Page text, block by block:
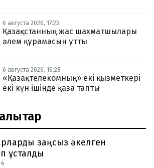
6 августа 2026, 17:23
Қазақстанның жас шахматшылары
әлем құрамасын ұтты
6 августа 2026, 16:28
«Қазақтелекомның» екі қызметкері
екі күн ішінде қаза тапты
заңсыз әкелген
ұсталды